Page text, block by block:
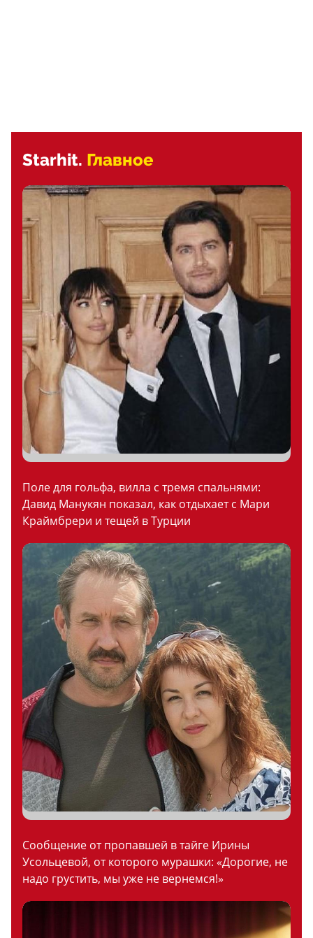
Starhit. Главное
Поле для гольфа, вилла с тремя спальнями:
Давид Манукян показал, как отдыхает с Мари
Краймбрери и тещей в Турции
Сообщение от пропавшей в тайге Ирины
Усольцевой, от которого мурашки: «Дорогие, не
надо грустить, мы уже не вернемся!»